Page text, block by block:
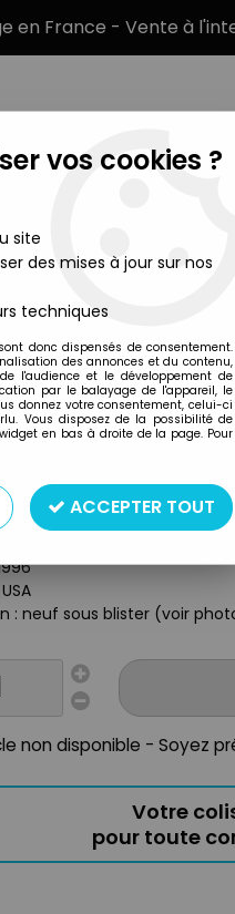
en France - Vente à
DUCKS -
DUKE L'ORANGE
articulée
plastique
: neuf sous blister (voir
non disponible - Soyez
Votre
pour toute
vos cookies ?
site
des mises à jour sur nos
techniques
donc dispensés de consentement.
des annonces et du contenu,
l'audience et le développement de
par le balayage de l'appareil, le
donnez votre consentement, celui-ci
Vous disposez de la possibilité de
en bas à droite de la page. Pour
ACCEPTER TOUT